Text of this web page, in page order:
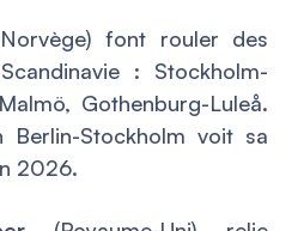
Norvège) font rouler des
: Stockholm-
Gothenburg-Luleå.
Stockholm voit sa
2026.